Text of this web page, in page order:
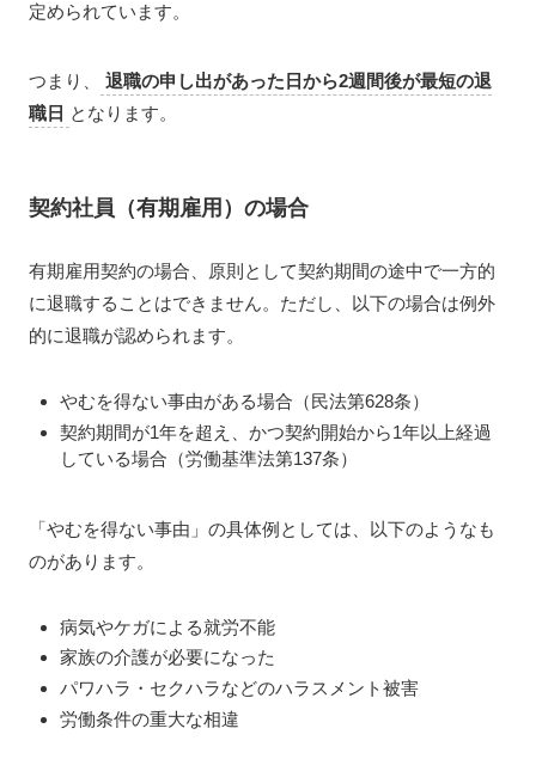
定められています。
つまり、
退職の申し出があった日から2週間後が最短の退
職日 となります。
契約社員（有期雇用）の場合
有期雇用契約の場合、原則として契約期間の途中で一方的
に退職することはできません。ただし、以下の場合は例外
的に退職が認められます。
やむを得ない事由がある場合（民法第628条）
契約期間が1年を超え、かつ契約開始から1年以上経過
している場合（労働基準法第137条）
「やむを得ない事由」の具体例としては、以下のようなも
のがあります。
病気やケガによる就労不能
家族の介護が必要になった
パワハラ・セクハラなどのハラスメント被害
労働条件の重大な相違